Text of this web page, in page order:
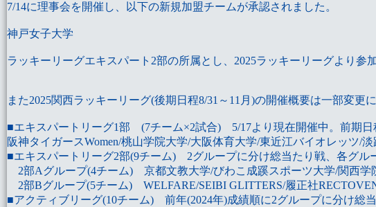
7/14に理事会を開催し、以下の新規加盟チームが承認されました。
神戸女子大学
ラッキーリーグエキスパート2部の所属とし、2025ラッキーリーグより参
また2025関西ラッキーリーグ(後期日程8/31～11月)の開催概要は一部変更
■エキスパートリーグ1部 (7チーム×2試合) 5/17より現在開催中。前期日
阪神タイガースWomen/桃山学院大学/大阪体育大学/東近江バイオレッツ/
■エキスパートリーグ2部(9チーム) 2グループに分け総当たり戦、各グル
2部Aグループ(4チーム) 京都文教大学/びわこ成蹊スポーツ大学/関西学
2部Bグループ(5チーム) WELFARE/SEIBI GLITTERS/履正社
■アクティブリーグ(10チーム) 前年(2024年)成績順に2グループに分け総